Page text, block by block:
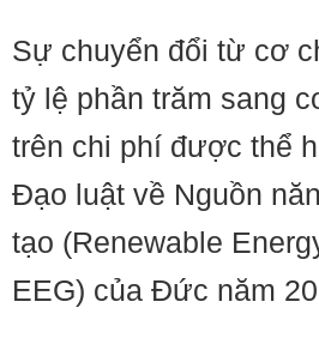
Sự chuyển đổi từ cơ
tỷ lệ phần trăm sang
trên chi phí được thể
Đạo luật về Nguồn
tạo (Renewable
EEG) của Đức năm